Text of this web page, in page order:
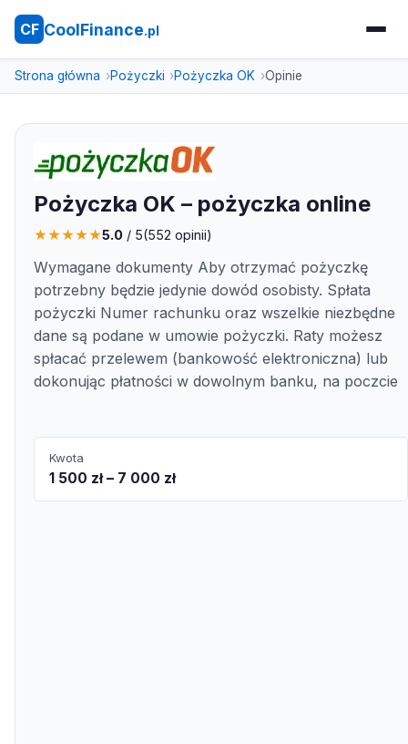
CF CoolFinance.pl
Strona główna Pożyczki Pożyczka OK Opinie
Pożyczka OK – pożyczka online
★★★★★5.0 / 5(552 opinii)
Wymagane dokumenty Aby otrzymać pożyczkę
potrzebny będzie jedynie dowód osobisty. Spłata
pożyczki Numer rachunku oraz wszelkie niezbędne
dane są podane w umowie pożyczki. Raty możesz
spłacać przelewem (bankowość elektroniczna) lub
dokonując płatności w dowolnym banku, na poczcie
Kwota
1 500 zł – 7 000 zł